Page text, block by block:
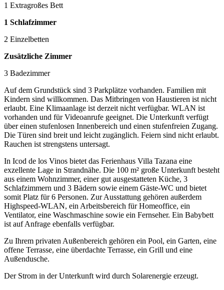
1 Extragroßes Bett
1 Schlafzimmer
2 Einzelbetten
Zusätzliche Zimmer
3 Badezimmer
Auf dem Grundstück sind 3 Parkplätze vorhanden. Familien mit
Kindern sind willkommen. Das Mitbringen von Haustieren ist nicht
erlaubt. Eine Klimaanlage ist derzeit nicht verfügbar. WLAN ist
vorhanden und für Videoanrufe geeignet. Die Unterkunft verfügt
über einen stufenlosen Innenbereich und einen stufenfreien Zugang.
Die Türen sind breit und leicht zugänglich. Feiern sind nicht erlaubt.
Rauchen ist strengstens untersagt.
In Icod de los Vinos bietet das Ferienhaus Villa Tazana eine
exzellente Lage in Strandnähe. Die 100 m² große Unterkunft besteht
aus einem Wohnzimmer, einer gut ausgestatteten Küche, 3
Schlafzimmern und 3 Bädern sowie einem Gäste-WC und bietet
somit Platz für 6 Personen. Zur Ausstattung gehören außerdem
Highspeed-WLAN, ein Arbeitsbereich für Homeoffice, ein
Ventilator, eine Waschmaschine sowie ein Fernseher. Ein Babybett
ist auf Anfrage ebenfalls verfügbar.
Zu Ihrem privaten Außenbereich gehören ein Pool, ein Garten, eine
offene Terrasse, eine überdachte Terrasse, ein Grill und eine
Außendusche.
Der Strom in der Unterkunft wird durch Solarenergie erzeugt.